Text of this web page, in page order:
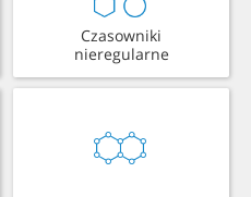
Czasowniki
nieregularne